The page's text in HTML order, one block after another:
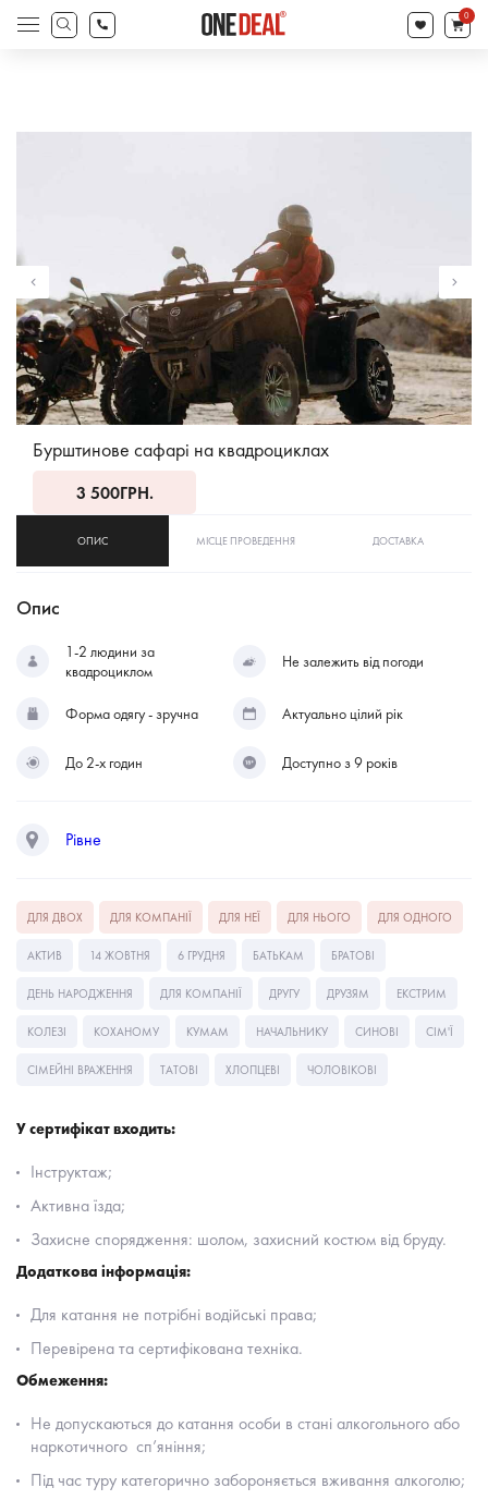
search
Products
search
0
Бурштинове сафарі на квадроциклах
3 500ГРН.
ОПИС МІСЦЕ ПРОВЕДЕННЯ ДОСТАВКА
Опис
1-2 людини за
квадроциклом
Не залежить від погоди
Форма одягу - зручна Актуально цілий рік
До 2-х годин Доступно з 9 років
Рівне
ДЛЯ ДВОХ ДЛЯ КОМПАНІЇ ДЛЯ НЕЇ ДЛЯ НЬОГО ДЛЯ ОДНОГО
АКТИВ 14 ЖОВТНЯ 6 ГРУДНЯ БАТЬКАМ БРАТОВІ
ДЕНЬ НАРОДЖЕННЯ ДЛЯ КОМПАНІЇ ДРУГУ ДРУЗЯМ ЕКСТРИМ
КОЛЕЗІ КОХАНОМУ КУМАМ НАЧАЛЬНИКУ СИНОВІ СІМ'Ї
СІМЕЙНІ ВРАЖЕННЯ ТАТОВІ ХЛОПЦЕВІ ЧОЛОВІКОВІ
У сертифікат входить:
Інструктаж;
Активна їзда;
Захисне спорядження: шолом, захисний костюм від бруду.
Додаткова інформація:
Для катання не потрібні водійські права;
Перевірена та сертифікована техніка.
Обмеження:
Не допускаються до катання особи в стані алкогольного або
наркотичного сп’яніння;
Під час туру категорично забороняється вживання алкоголю;